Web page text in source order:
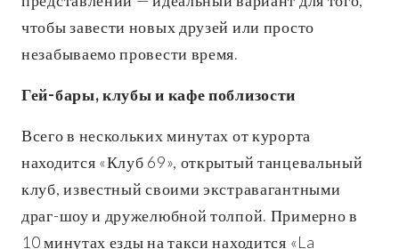
чтобы завести новых друзей или просто
незабываемо провести время.
Гей-бары, клубы и кафе поблизости
Всего в нескольких минутах от курорта
находится «Клуб 69», открытый танцевальный
клуб, известный своими экстравагантными
драг-шоу и дружелюбной толпой. Примерно в
10 минутах езды на такси находится «La